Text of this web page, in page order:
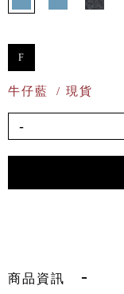
F
牛仔藍 / 現貨
-
商品資訊